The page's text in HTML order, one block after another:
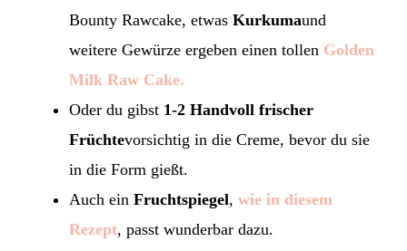
Bounty Rawcake, etwas Kurkumaund
weitere Gewürze ergeben einen tollen Golden
Milk Raw Cake.
Oder du gibst 1-2 Handvoll frischer
Früchtevorsichtig in die Creme, bevor du sie
in die Form gießt.
Auch ein Fruchtspiegel, wie in diesem
Rezept, passt wunderbar dazu.